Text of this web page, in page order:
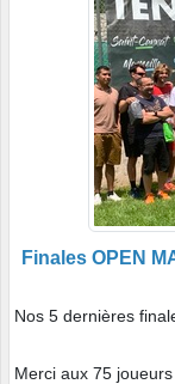
Finales OPEN
Nos 5 dernières
Merci aux 75